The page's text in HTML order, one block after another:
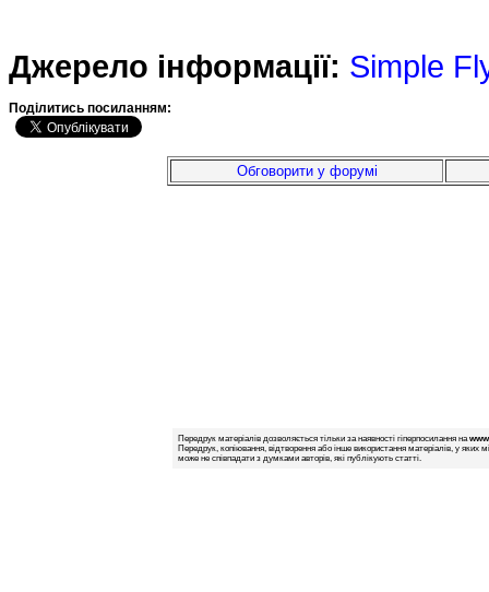
Джерело інформації: Simple
Подiлитись посиланням:
Обговорити у форумі
Передрук матеріалів дозволяється тільки за наявності гіперпосилання на
Передрук, копіювання, відтворення або інше використання матеріалів, у яких
може не співпадати з думками авторів, які публікують статті.